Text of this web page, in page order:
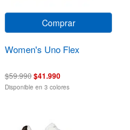
Comprar
Women's Uno Flex
$59.990$41.990
Disponible en 3 colores